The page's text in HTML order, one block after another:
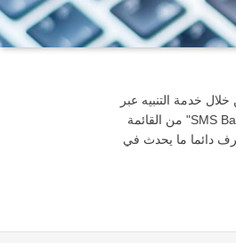
خدمة التنبيه عبر
الرسائل النصية الفورية. إذا كنت عميل لدى الخدمات المصرفية عبر الإنترنت، يمكنك الاشتراك أو تعديل أو حتى إلغاء عبر الرسائل النصية من خلال النقر على الخيار "SMS Banking" من القائمة
دائما ما يحدث في